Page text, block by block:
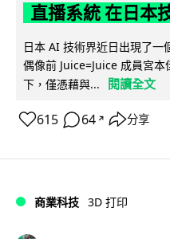
直播系統 在日本
日本 AI 技術界近日出現了一
偶像前 Juice=Juice 成員宮
下，僅憑藉與...
閱讀全文
615 64 ↗ 分享
商業科技 3D 打印